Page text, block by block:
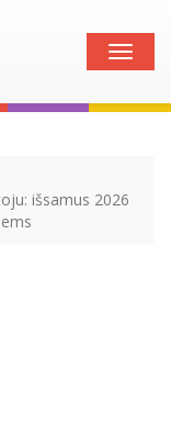
Toggle
išsamus 2026